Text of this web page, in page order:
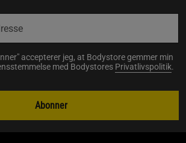
accepterer jeg, at Bodystore gemmer min
med Bodystores Privatlivspolitik.
Abonner